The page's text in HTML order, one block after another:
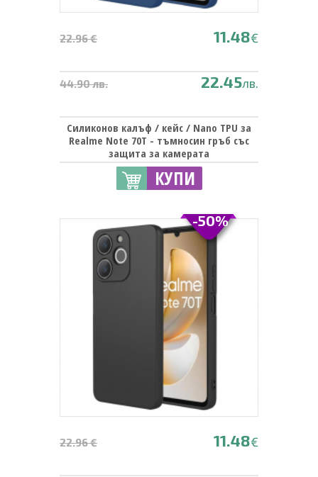
22.96 € 11.48€
44.90 лв. 22.45лв.
Силиконов калъф / кейс / Nano TPU за
Realme Note 70T - тъмносин гръб със
защита за камерата
КУПИ
22.96 € 11.48€
-50%